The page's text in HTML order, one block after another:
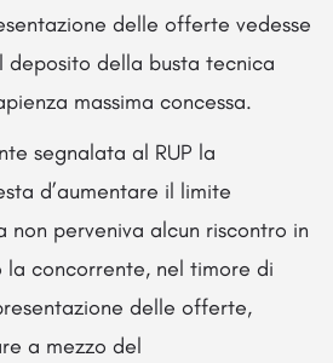
delle offerte vedesse
deposito della busta tecnica
massima concessa.
segnalata al RUP la
d’aumentare il limite
non perveniva alcun riscontro in
concorrente, nel timore di
delle offerte,
a mezzo del